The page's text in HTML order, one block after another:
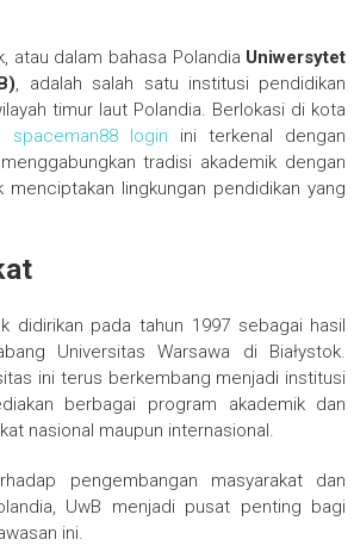
atau dalam bahasa Polandia Uniwersytet
, adalah salah satu institusi pendidikan
timur laut Polandia. Berlokasi di kota
spaceman88 login ini terkenal dengan
tradisi akademik dengan
menciptakan lingkungan pendidikan yang
didirikan pada tahun 1997 sebagai hasil
Universitas Warsawa di Białystok.
ini terus berkembang menjadi institusi
berbagai program akademik dan
nasional maupun internasional.
pengembangan masyarakat dan
UwB menjadi pusat penting bagi
ini.